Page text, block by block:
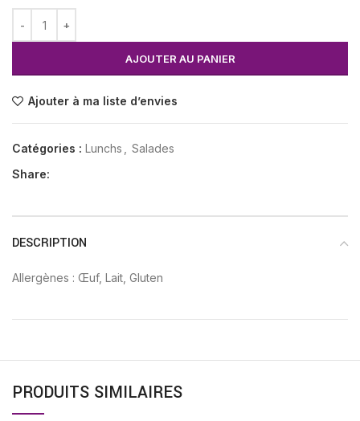
AJOUTER AU PANIER
Ajouter à ma liste d’envies
Catégories : Lunchs
Salades
Share:
DESCRIPTION
Allergènes : Œuf, Lait, Gluten
PRODUITS SIMILAIRES